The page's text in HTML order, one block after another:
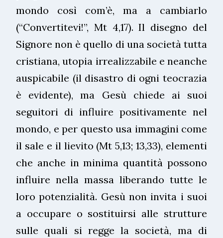
mondo così com’è, ma a cambiarlo
(“Convertitevi!”, Mt 4,17). Il disegno del
Signore non è quello di una società tutta
cristiana, utopia irrealizzabile e neanche
auspicabile (il disastro di ogni teocrazia
è evidente), ma Gesù chiede ai suoi
seguitori di influire positivamente nel
mondo, e per questo usa immagini come
il sale e il lievito (Mt 5,13; 13,33), elementi
che anche in minima quantità possono
influire nella massa liberando tutte le
loro potenzialità. Gesù non invita i suoi
a occupare o sostituirsi alle strutture
sulle quali si regge la società, ma di